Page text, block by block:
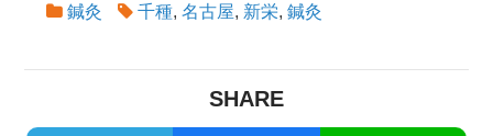
鍼灸 千種,名古屋, 新栄,鍼灸
SHARE